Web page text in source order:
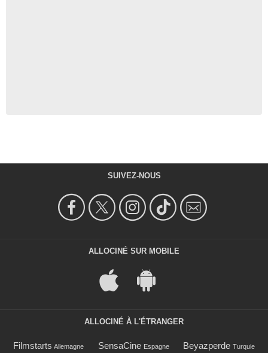
SUIVEZ-NOUS
ALLOCINÉ SUR MOBILE
ALLOCINÉ À L'ÉTRANGER
Filmstarts Allemagne SensaCine Espagne Beyazperde Turquie